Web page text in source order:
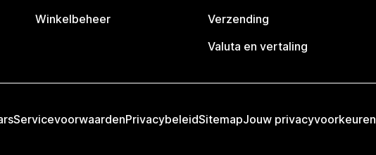
Winkelbeheer
Verzending
Valuta en vertaling
ServicevoorwaardenPrivacybeleidSitemapJouw privacyvoorkeuren